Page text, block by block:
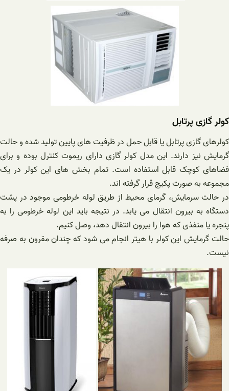
کولر گازی پرتابل
کولرهای گازی پرتابل یا قابل حمل در ظرفیت های پایین تولید شده و حالت
گرمایش نیز دارند. این مدل کولر گازی دارای ریموت کنترل بوده و برای
فضاهای کوچک قابل استفاده است. تمام بخش های این کولر در یک
مجموعه به صورت پکیج قرار گرفته اند.
در حالت سرمایش، گرمای محیط از طریق لوله خرطومی موجود در پشت
دستگاه به بیرون انتقال می یابد. در نتیجه باید این لوله خرطومی را به
پنجره یا منفذی که هوا را بیرون انتقال دهد، وصل کنیم.
حالت گرمایش این کولر با هیتر انجام می شود که چندان مقرون به صرفه
نیست.